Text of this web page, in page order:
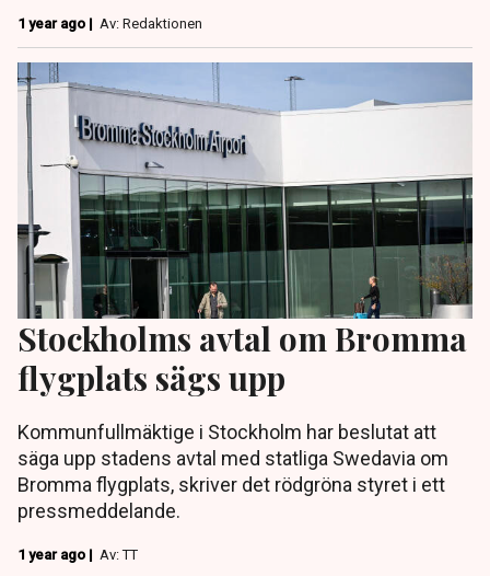
1 year ago | Av: Redaktionen
Stockholms avtal om Bromma
flygplats sägs upp
Kommunfullmäktige i Stockholm har beslutat att
säga upp stadens avtal med statliga Swedavia om
Bromma flygplats, skriver det rödgröna styret i ett
pressmeddelande.
1 year ago | Av: TT